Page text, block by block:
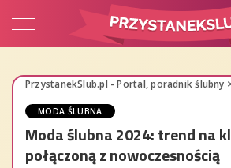
PrzystanekSlub.pl - Portal, poradnik ślubny
MODA ŚLUBNA
Moda ślubna 2024: trend na
połączoną z nowoczesnością